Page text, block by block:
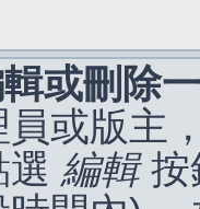
或刪除
員或版主
編輯按